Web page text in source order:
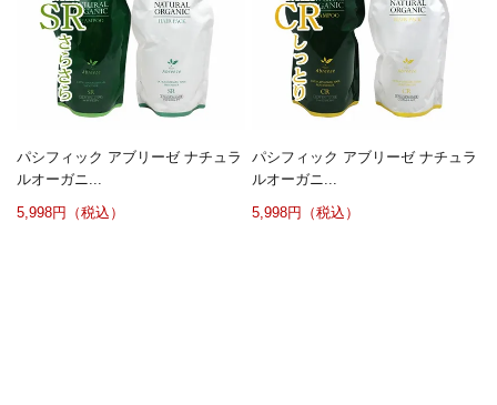
パシフィック アブリーゼ ナチュラ
ルオーガニ...
5,998円（税込）
パシフィック アブリーゼ ナチュラ
ルオーガニ...
5,998円（税込）